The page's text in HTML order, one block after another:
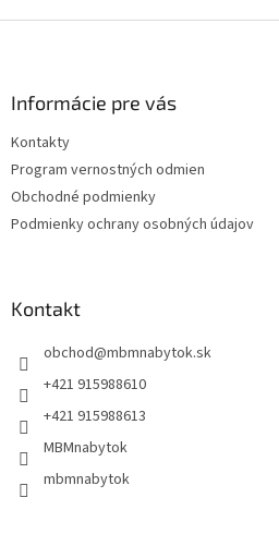
Informácie pre vás
Kontakty
Program vernostných odmien
Obchodné podmienky
Podmienky ochrany osobných údajov
Kontakt
obchod@mbmnabytok.sk
+421 915988610
+421 915988613
MBMnabytok
mbmnabytok